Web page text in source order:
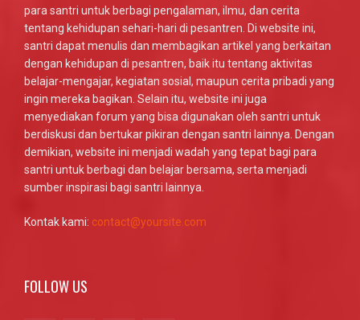
para santri untuk berbagi pengalaman, ilmu, dan cerita
tentang kehidupan sehari-hari di pesantren. Di website ini,
santri dapat menulis dan membagikan artikel yang berkaitan
dengan kehidupan di pesantren, baik itu tentang aktivitas
belajar-mengajar, kegiatan sosial, maupun cerita pribadi yang
ingin mereka bagikan. Selain itu, website ini juga
menyediakan forum yang bisa digunakan oleh santri untuk
berdiskusi dan bertukar pikiran dengan santri lainnya. Dengan
demikian, website ini menjadi wadah yang tepat bagi para
santri untuk berbagi dan belajar bersama, serta menjadi
sumber inspirasi bagi santri lainnya.
Kontak kami: contact@yoursite.com
FOLLOW US